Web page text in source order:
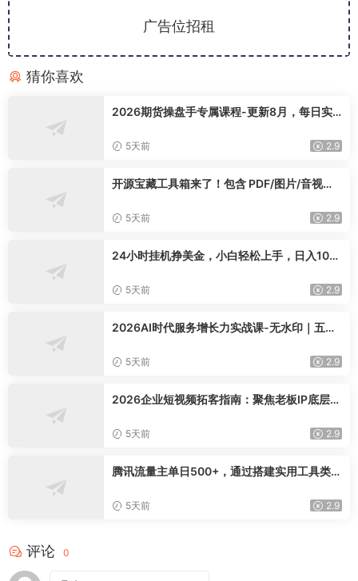
广告位招租
猜你喜欢
2026期货操盘手专属课程-更新8月，每日实
5天前 2.9
开源宝藏工具箱来了！包含 PDF/图片/音视频/
knit-desktop
5天前 2.9
24小时挂机挣美金，小白轻松上手，日入100
5天前 2.9
2026AI时代服务增长力实战课-无水印｜五力
卷实现长效业绩增长
5天前 2.9
2026企业短视频拓客指南：聚焦老板IP底层逻
交完整获客链路
5天前 2.9
腾讯流量主单日500+，通过搭建实用工具类小
5天前 2.9
评论 0